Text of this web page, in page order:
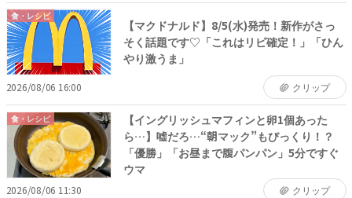
食・レシピ
【マクドナルド】8/5(水)発売！新作がさっ
そく話題です♡「これはリピ確定！」「ひん
やり激うま」
2026/08/06 16:00 クリップ
食・レシピ
【イングリッシュマフィンと卵1個あった
ら…】嘘だろ…“朝マック”もびっくり！？
「優勝」「お昼まで腹パンパン」5分ですぐ
ウマ
2026/08/06 11:30 クリップ